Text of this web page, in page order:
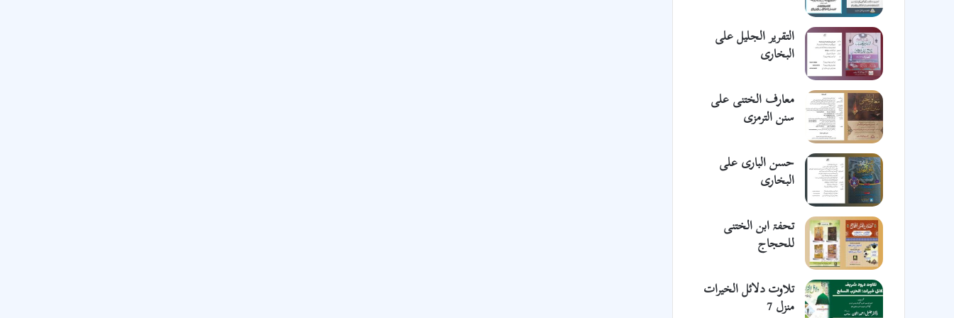
التقریر الجلیل علی
البخاری
معارف الختنی علی
سنن الترمزی
حسن الباری علی
البخاری
تحفۃ ابن الختنی
للحجاج
تلاوت دلائل الخیرات
منزل 7